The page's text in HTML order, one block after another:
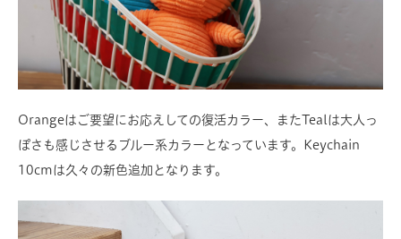
Orangeはご要望にお応えしての復活カラー、またTealは大人っ
ぽさも感じさせるブルー系カラーとなっています。Keychain
10cmは久々の新色追加となります。